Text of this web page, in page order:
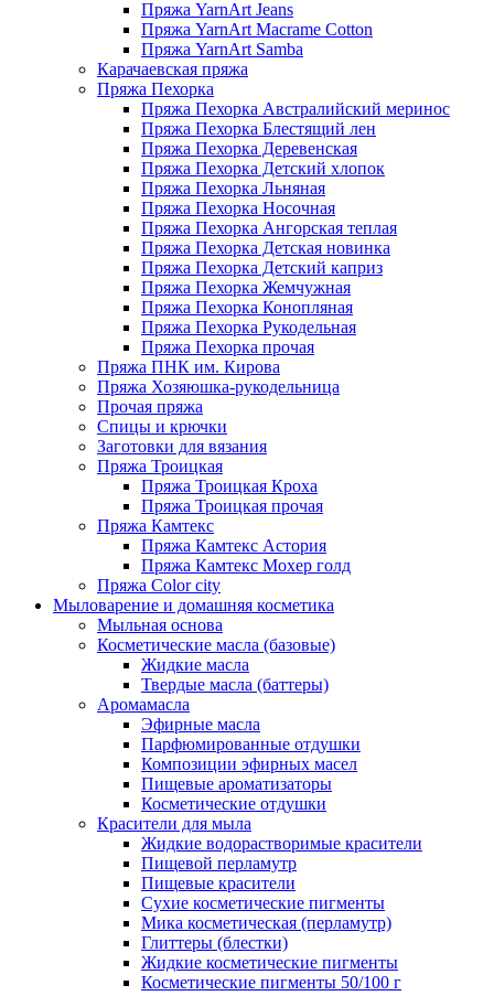
Пряжа YarnArt Jeans
Пряжа YarnArt Macrame Cotton
Пряжа YarnArt Samba
Карачаевская пряжа
Пряжа Пехорка
Пряжа Пехорка Австралийский меринос
Пряжа Пехорка Блестящий лен
Пряжа Пехорка Деревенская
Пряжа Пехорка Детский хлопок
Пряжа Пехорка Льняная
Пряжа Пехорка Носочная
Пряжа Пехорка Ангорская теплая
Пряжа Пехорка Детская новинка
Пряжа Пехорка Детский каприз
Пряжа Пехорка Жемчужная
Пряжа Пехорка Конопляная
Пряжа Пехорка Рукодельная
Пряжа Пехорка прочая
Пряжа ПНК им. Кирова
Пряжа Хозяюшка-рукодельница
Прочая пряжа
Спицы и крючки
Заготовки для вязания
Пряжа Троицкая
Пряжа Троицкая Кроха
Пряжа Троицкая прочая
Пряжа Камтекс
Пряжа Камтекс Астория
Пряжа Камтекс Мохер голд
Пряжа Color city
Мыловарение и домашняя косметика
Мыльная основа
Косметические масла (базовые)
Жидкие масла
Твердые масла (баттеры)
Аромамасла
Эфирные масла
Парфюмированные отдушки
Композиции эфирных масел
Пищевые ароматизаторы
Косметические отдушки
Красители для мыла
Жидкие водорастворимые красители
Пищевой перламутр
Пищевые красители
Сухие косметические пигменты
Мика косметическая (перламутр)
Глиттеры (блестки)
Жидкие косметические пигменты
Косметические пигменты 50/100 г